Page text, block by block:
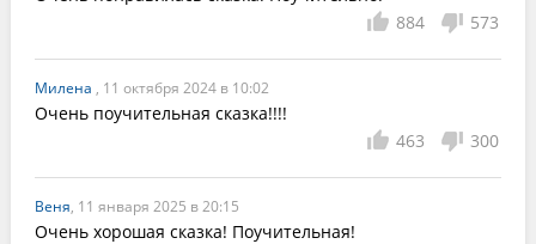
884
573
Милена , 11 октября 2024 в 10:02
Очень поучительная сказка!!!!
463
300
Веня, 11 января 2025 в 20:15
Очень хорошая сказка! Поучительная!